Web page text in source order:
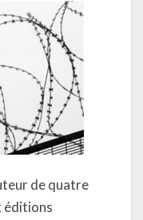
de quatre
éditions